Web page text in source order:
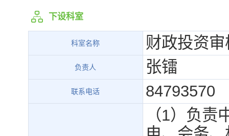
下设科室
科室名称 财政投资审
负责人 张镭
联系电话 84793570
（1）负